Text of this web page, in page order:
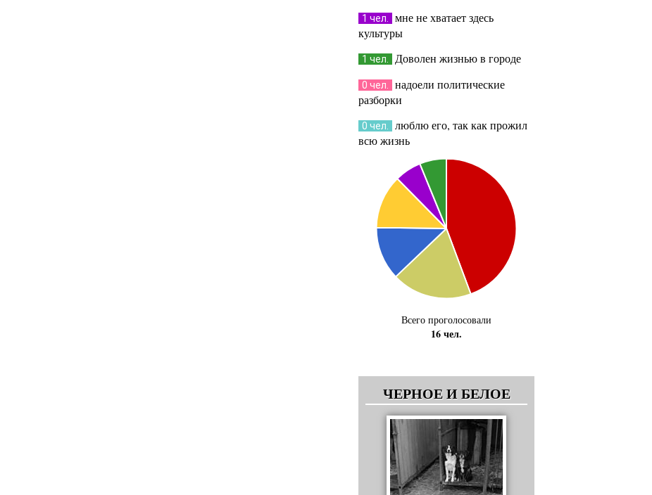
1 чел.
мне не хватает здесь
культуры
1 чел. Доволен жизнью в городе
0 чел.
надоели политические
разборки
0 чел.
люблю его, так как прожил
всю жизнь
Всего проголосовали
16 чел.
ЧЕРНОЕ И БЕЛОЕ